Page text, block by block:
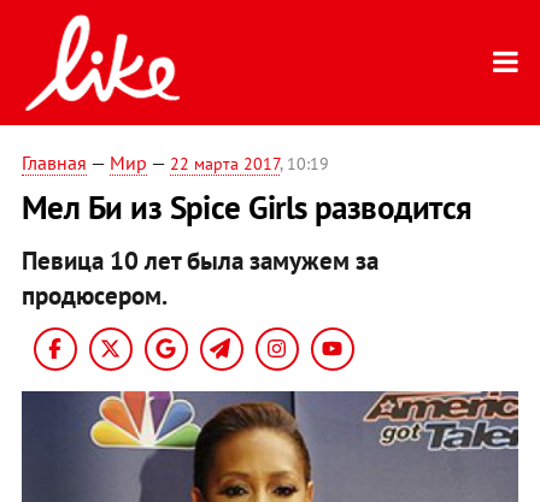
Главная — Мир — 22 марта 2017, 10:19
Мел Би из Spice Girls разводится
Певица 10 лет была замужем за
продюсером.